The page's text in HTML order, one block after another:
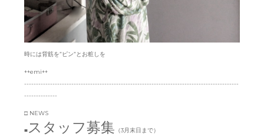
時には背筋を”ピン”とお粧しを
++emi++
-------------------------------------------------------------------------------------------
--------------
□ NEWS
■ スタッフ募集 （3月末日まで）